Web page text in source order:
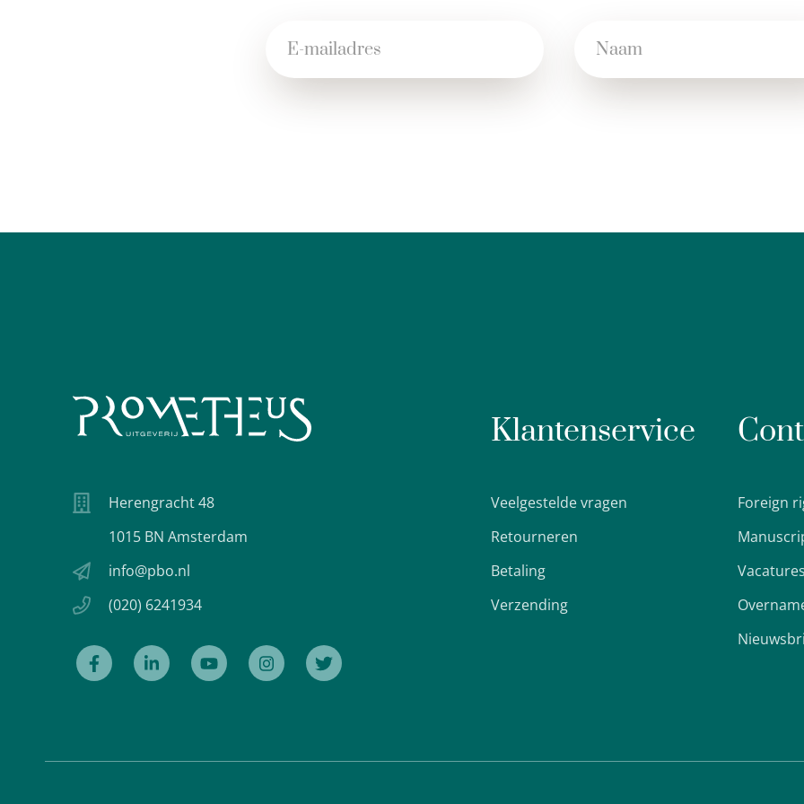
Herengracht 48
1015 BN Amsterdam
info@pbo.nl
(020) 6241934
Klantenservice
Veelgestelde vragen
Retourneren
Betaling
Verzending
Foreign